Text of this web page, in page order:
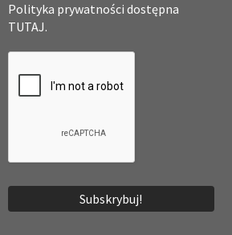
Polityka prywatności dostępna
TUTAJ.